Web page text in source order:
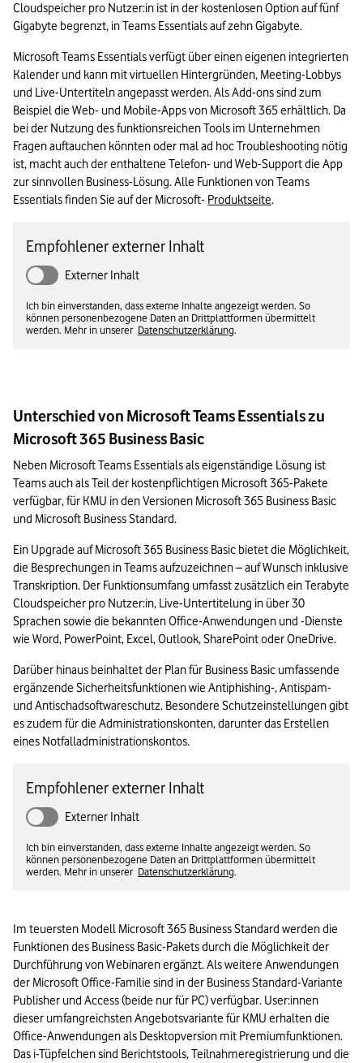
Cloudspeicher pro Nutzer:in ist in der kostenlosen Option auf fünf
Gigabyte begrenzt, in Teams Essentials auf zehn Gigabyte.
Microsoft Teams Essentials verfügt über einen eigenen integrierten
Kalender und kann mit virtuellen Hintergründen, Meeting-Lobbys
und Live-Untertiteln angepasst werden. Als Add-ons sind zum
Beispiel die Web- und Mobile-Apps von Microsoft 365 erhältlich. Da
bei der Nutzung des funktionsreichen Tools im Unternehmen
Fragen auftauchen könnten oder mal ad hoc Troubleshooting nötig
ist, macht auch der enthaltene Telefon- und Web-Support die App
zur sinnvollen Business-Lösung. Alle Funktionen von Teams
Essentials finden Sie auf der Microsoft- Produktseite.
Empfohlener externer Inhalt
Externer Inhalt
Ich bin einverstanden, dass externe Inhalte angezeigt werden. So
können personenbezogene Daten an Drittplattformen übermittelt
werden. Mehr in unserer Datenschutzerklärung.
Unterschied von Microsoft Teams Essentials zu
Microsoft 365 Business Basic
Neben Microsoft Teams Essentials als eigenständige Lösung ist
Teams auch als Teil der kostenpflichtigen Microsoft 365-Pakete
verfügbar, für KMU in den Versionen Microsoft 365 Business Basic
und Microsoft Business Standard.
Ein Upgrade auf Microsoft 365 Business Basic bietet die Möglichkeit,
die Besprechungen in Teams aufzuzeichnen – auf Wunsch inklusive
Transkription. Der Funktionsumfang umfasst zusätzlich ein Terabyte
Cloudspeicher pro Nutzer:in, Live-Untertitelung in über 30
Sprachen sowie die bekannten Office-Anwendungen und -Dienste
wie Word, PowerPoint, Excel, Outlook, SharePoint oder OneDrive.
Darüber hinaus beinhaltet der Plan für Business Basic umfassende
ergänzende Sicherheitsfunktionen wie Antiphishing-, Antispam-
und Antischadsoftwareschutz. Besondere Schutzeinstellungen gibt
es zudem für die Administrationskonten, darunter das Erstellen
eines Notfalladministrationskontos.
Empfohlener externer Inhalt
Externer Inhalt
Ich bin einverstanden, dass externe Inhalte angezeigt werden. So
können personenbezogene Daten an Drittplattformen übermittelt
werden. Mehr in unserer Datenschutzerklärung.
Im teuersten Modell Microsoft 365 Business Standard werden die
Funktionen des Business Basic-Pakets durch die Möglichkeit der
Durchführung von Webinaren ergänzt. Als weitere Anwendungen
der Microsoft Office-Familie sind in der Business Standard-Variante
Publisher und Access (beide nur für PC) verfügbar. User:innen
dieser umfangreichsten Angebotsvariante für KMU erhalten die
Office-Anwendungen als Desktopversion mit Premiumfunktionen.
Das i-Tüpfelchen sind Berichtstools, Teilnahmeregistrierung und die